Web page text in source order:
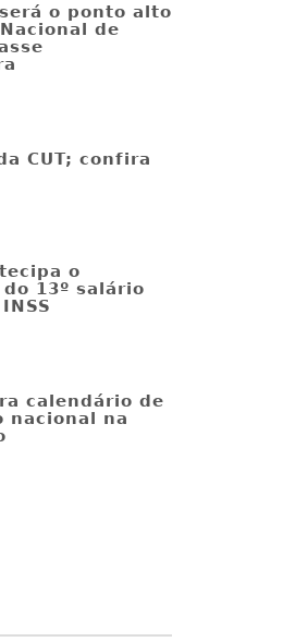
o ponto alto
de
CUT; confira
o
13º salário
calendário de
nacional na